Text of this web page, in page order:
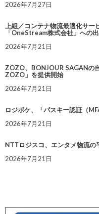
2026年7月27日
上組／コンテナ物流最適化サー
「OneStream株式会社」への
2026年7月21日
ZOZO、BONJOUR SAGANの
ZOZO」を提供開始
2026年7月21日
ロジポケ、「パスキー認証（
2026年7月21日
NTTロジスコ、エンタメ物流
2026年7月21日